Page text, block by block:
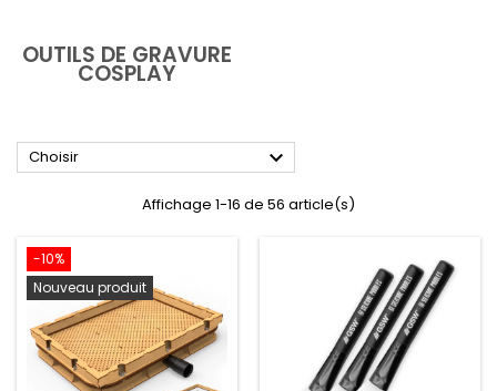
OUTILS DE GRAVURE
COSPLAY
Choisir 
Affichage 1-16 de 56 article(s)
-10%
Nouveau produit